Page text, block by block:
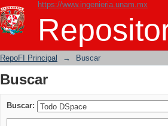
https://www.ingenieria.unam.mx
Buscar
RepoFI Principal → Buscar
Buscar
Buscar: